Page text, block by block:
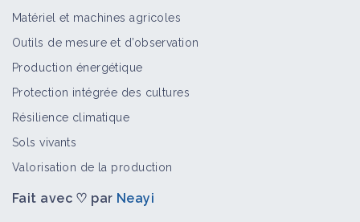
Matériel et machines agricoles
Outils de mesure et d’observation
Production énergétique
Protection intégrée des cultures
Résilience climatique
Sols vivants
Valorisation de la production
Fait avec ♡ par Neayi